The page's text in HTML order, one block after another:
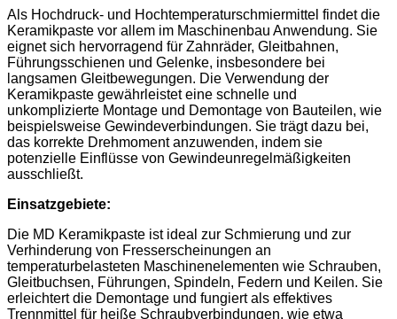
Als Hochdruck- und Hochtemperaturschmiermittel findet die
Keramikpaste vor allem im Maschinenbau Anwendung. Sie
eignet sich hervorragend für Zahnräder, Gleitbahnen,
Führungsschienen und Gelenke, insbesondere bei
langsamen Gleitbewegungen. Die Verwendung der
Keramikpaste gewährleistet eine schnelle und
unkomplizierte Montage und Demontage von Bauteilen, wie
beispielsweise Gewindeverbindungen. Sie trägt dazu bei,
das korrekte Drehmoment anzuwenden, indem sie
potenzielle Einflüsse von Gewindeunregelmäßigkeiten
ausschließt.
Einsatzgebiete:
Die MD Keramikpaste ist ideal zur Schmierung und zur
Verhinderung von Fresserscheinungen an
temperaturbelasteten Maschinenelementen wie Schrauben,
Gleitbuchsen, Führungen, Spindeln, Federn und Keilen. Sie
erleichtert die Demontage und fungiert als effektives
Trennmittel für heiße Schraubverbindungen, wie etwa